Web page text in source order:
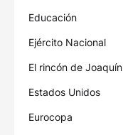
Educación
Ejército Nacional
El rincón de Joaquín
Estados Unidos
Eurocopa